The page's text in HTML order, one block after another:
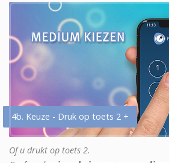
4b. Keuze - Druk op toets 2 +
Of u drukt op toets 2.